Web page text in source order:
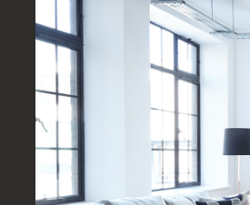
PART DES MÉNAGES SANS VOITURE
RÉSULTATS DES LYCÉES